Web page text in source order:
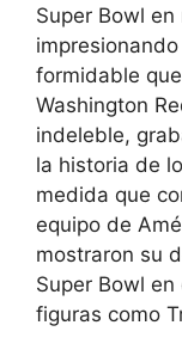
Super Bowl
formidable
Washington
indeleble,
la historia de
medida que
equipo de
mostraron su
Super Bowl
figuras como